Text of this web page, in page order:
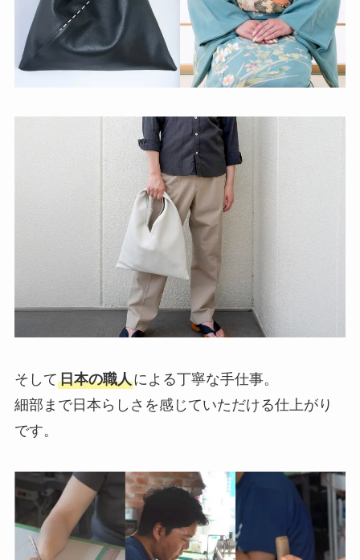
そして日本の職人による丁寧な手仕事。
細部まで日本らしさを感じていただける仕上がり
です。